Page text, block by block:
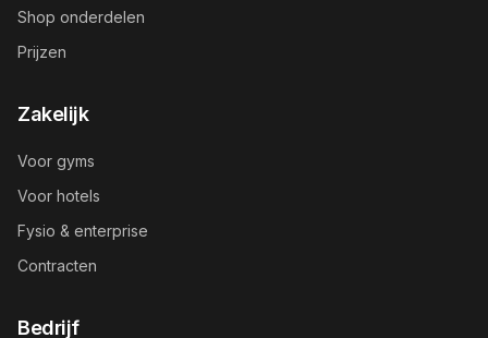
Shop onderdelen
Prijzen
Zakelijk
Voor gyms
Voor hotels
Fysio & enterprise
Contracten
Bedrijf